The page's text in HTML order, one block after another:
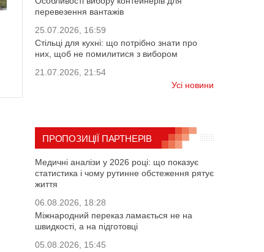
перевезення вантажів
25.07.2026, 16:59
Стільці для кухні: що потрібно знати про
них, щоб не помилитися з вибором
21.07.2026, 21:54
Усі новини
ПРОПОЗИЦІЇ ПАРТНЕРІВ
Медичні аналізи у 2026 році: що показує
статистика і чому рутинне обстеження рятує
життя
06.08.2026, 18:28
Міжнародний переказ ламається не на
швидкості, а на підготовці
05.08.2026, 15:45